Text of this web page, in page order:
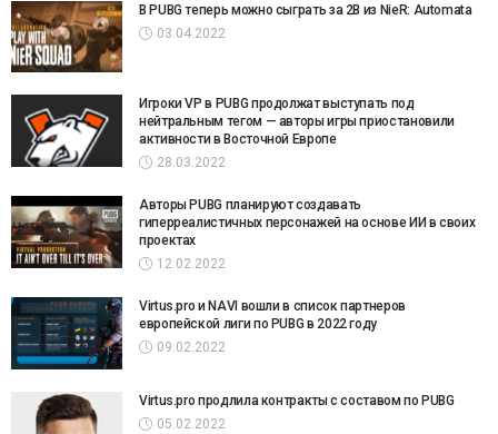
В PUBG теперь можно сыграть за 2B из NieR: Automata
03.04.2022
Игроки VP в PUBG продолжат выступать под
нейтральным тегом — авторы игры приостановили
активности в Восточной Европе
28.03.2022
Авторы PUBG планируют создавать
гиперреалистичных персонажей на основе ИИ в своих
проектах
12.02.2022
Virtus.pro и NAVI вошли в список партнеров
европейской лиги по PUBG в 2022 году
09.02.2022
Virtus.pro продлила контракты с составом по PUBG
05.02.2022